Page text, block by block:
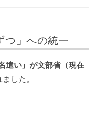
つ」への統一
遣い」が文部省（現在
ました。